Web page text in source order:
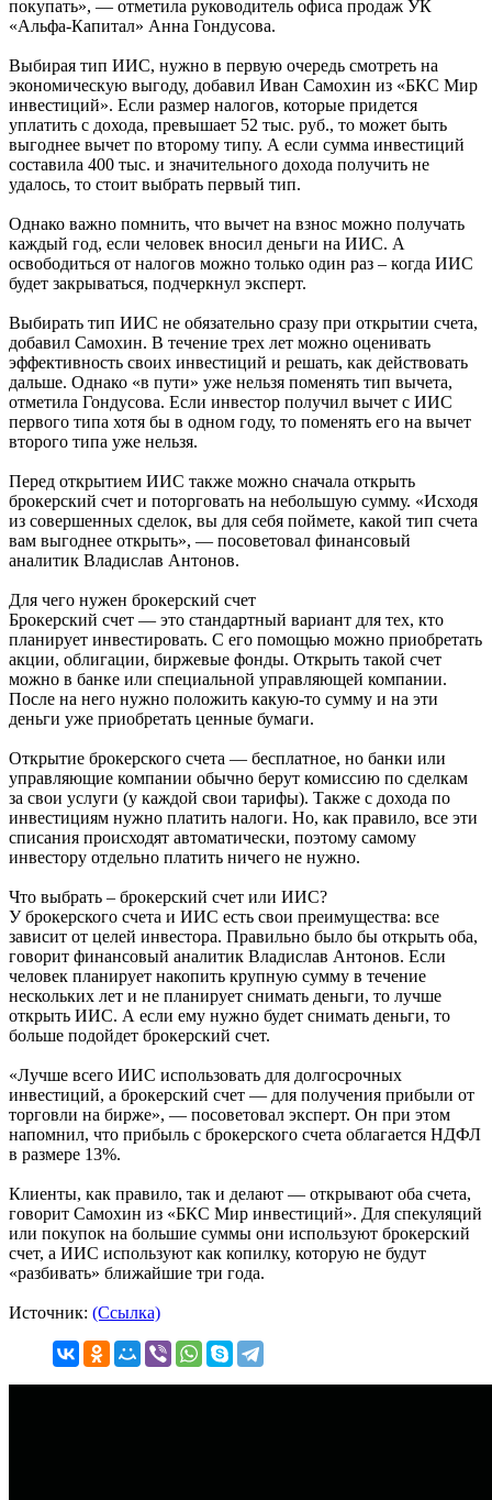
покупать», — отметила руководитель офиса продаж УК
«Альфа-Капитал» Анна Гондусова.
Выбирая тип ИИС, нужно в первую очередь смотреть на
экономическую выгоду, добавил Иван Самохин из «БКС Мир
инвестиций». Если размер налогов, которые придется
уплатить с дохода, превышает 52 тыс. руб., то может быть
выгоднее вычет по второму типу. А если сумма инвестиций
составила 400 тыс. и значительного дохода получить не
удалось, то стоит выбрать первый тип.
Однако важно помнить, что вычет на взнос можно получать
каждый год, если человек вносил деньги на ИИС. А
освободиться от налогов можно только один раз – когда ИИС
будет закрываться, подчеркнул эксперт.
Выбирать тип ИИС не обязательно сразу при открытии счета,
добавил Самохин. В течение трех лет можно оценивать
эффективность своих инвестиций и решать, как действовать
дальше. Однако «в пути» уже нельзя поменять тип вычета,
отметила Гондусова. Если инвестор получил вычет с ИИС
первого типа хотя бы в одном году, то поменять его на вычет
второго типа уже нельзя.
Перед открытием ИИС также можно сначала открыть
брокерский счет и поторговать на небольшую сумму. «Исходя
из совершенных сделок, вы для себя поймете, какой тип счета
вам выгоднее открыть», — посоветовал финансовый
аналитик Владислав Антонов.
Для чего нужен брокерский счет
Брокерский счет — это стандартный вариант для тех, кто
планирует инвестировать. С его помощью можно приобретать
акции, облигации, биржевые фонды. Открыть такой счет
можно в банке или специальной управляющей компании.
После на него нужно положить какую-то сумму и на эти
деньги уже приобретать ценные бумаги.
Открытие брокерского счета — бесплатное, но банки или
управляющие компании обычно берут комиссию по сделкам
за свои услуги (у каждой свои тарифы). Также с дохода по
инвестициям нужно платить налоги. Но, как правило, все эти
списания происходят автоматически, поэтому самому
инвестору отдельно платить ничего не нужно.
Что выбрать – брокерский счет или ИИС?
У брокерского счета и ИИС есть свои преимущества: все
зависит от целей инвестора. Правильно было бы открыть оба,
говорит финансовый аналитик Владислав Антонов. Если
человек планирует накопить крупную сумму в течение
нескольких лет и не планирует снимать деньги, то лучше
открыть ИИС. А если ему нужно будет снимать деньги, то
больше подойдет брокерский счет.
«Лучше всего ИИС использовать для долгосрочных
инвестиций, а брокерский счет — для получения прибыли от
торговли на бирже», — посоветовал эксперт. Он при этом
напомнил, что прибыль с брокерского счета облагается НДФЛ
в размере 13%.
Клиенты, как правило, так и делают — открывают оба счета,
говорит Самохин из «БКС Мир инвестиций». Для спекуляций
или покупок на большие суммы они используют брокерский
счет, а ИИС используют как копилку, которую не будут
«разбивать» ближайшие три года.
Источник: (Ссылка)